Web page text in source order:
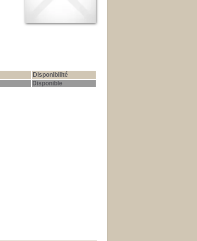
Disponibilité
Disponible